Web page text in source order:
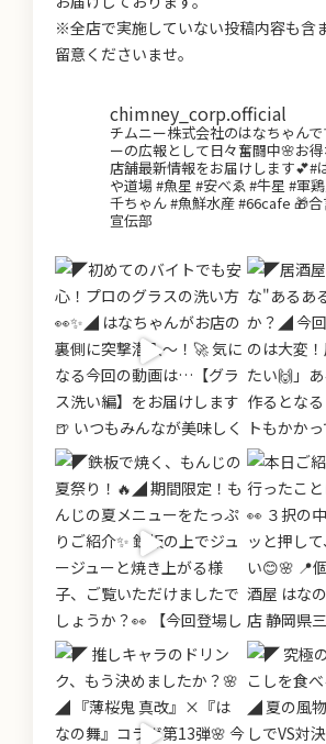
※全店で実施していない投稿内容も含
留意くださいませ。
chimney_corp.official
チムニー株式会社のはなちゃん
ーの広報として日々奮闘中🌸お
店舗最新情報をお届けします💕#
や道場 #魚星 #安べゑ #牛星 #軍
千ちゃん #魚鮮水産 #66cafe 🎁
宣伝部